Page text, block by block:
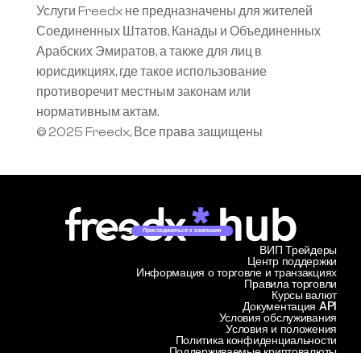
Услуги Freedx не предназначены для жителей
Соединенных Штатов, Канады и Объединенных
Арабских Эмиратов, а также для лиц в
юрисдикциях, где такое использование
противоречит местным законам или
нормативным актам.
© 2025 Freedx, Все права защищены
Присоединиться к кампании
Центр поддержки
Информация о торговле и транзакциях
ВИП Трейдеры
Правила торговли
Курсы валют
Документация API
Условия обслуживания
Условия и положения
Политика конфиденциальности